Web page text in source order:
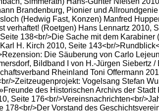
Brandenburg, Pionier und
(Hedwig Fast, Konzen) Manfred
verhaftet! (Roetgen) Hans Lennartz 2010,
138<br/>Die Sache mit dem
H. Kirch 2010, Seite 143<br/
Die Säuberung von Carlo
Bildband I von H.-Jürgen Siebertz
Rheinland Toni Offermann
>Zeitzeugenprojekt: Vogelsang Stefan
des Historischen Archivs der
Seite 176<br/>Vereinsnachrichten<br/
178<br/>Der Vorstand des